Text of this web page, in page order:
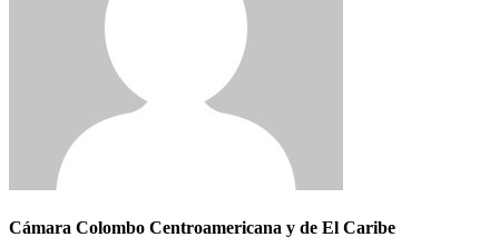
Cámara Colombo Centroamericana y de El Caribe